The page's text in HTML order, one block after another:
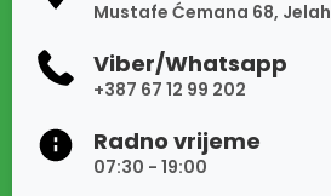
Mustafe Ćemana 68, Jelah
Viber/Whatsapp
+387 67 12 99 202
Radno vrijeme
07:30 - 19:00